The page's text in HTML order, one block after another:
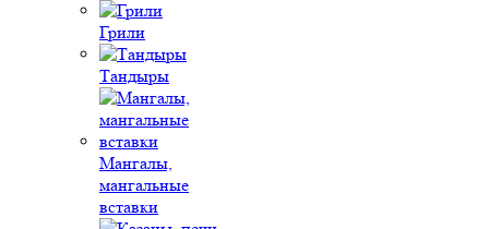
Грили
Тандыры
Мангалы,
мангальные
вставки